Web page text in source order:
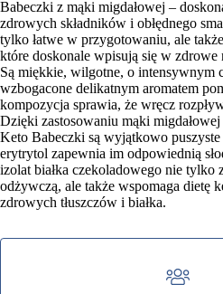
Babeczki z mąki migdałowej –
zdrowych składników i obłędnego
tylko łatwe w przygotowaniu, ale także
które doskonale wpisują się w
Są miękkie, wilgotne, o intensywnym
wzbogacone delikatnym aromatem
kompozycja sprawia, że wręcz
Dzięki zastosowaniu mąki
Keto Babeczki są wyjątkowo
erytrytol zapewnia im odpowiednią
izolat białka czekoladowego nie tylko
odżywczą, ale także wspomaga dietę
zdrowych tłuszczów i białka.